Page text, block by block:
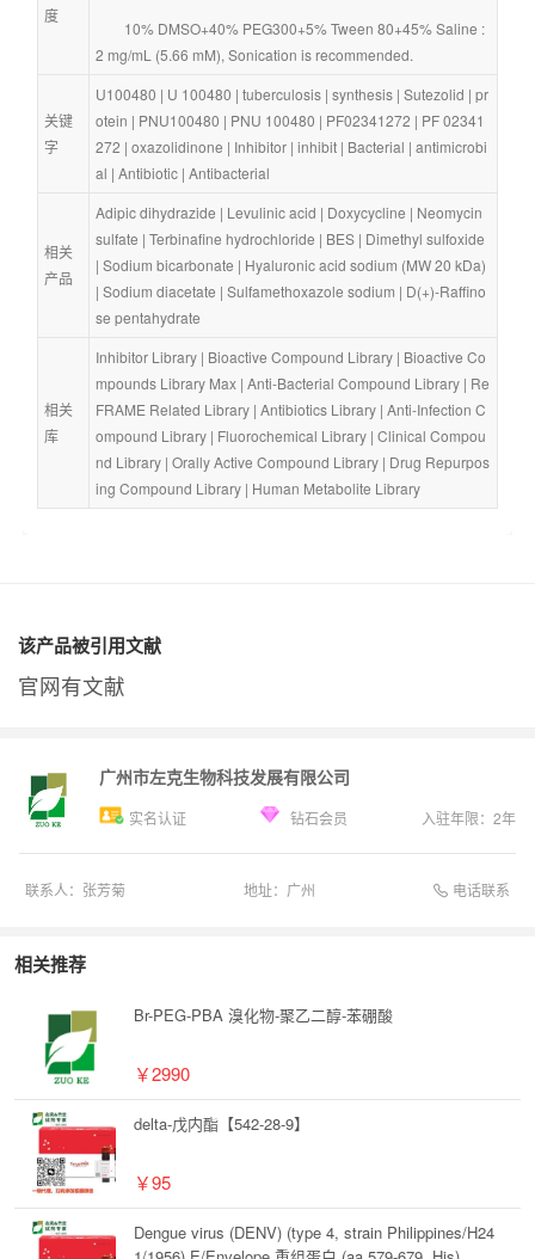
度
2 mg/mL (5.66 mM), Sonication is recommended.
关键
字
U100480 | U 100480 | tuberculosis | synthesis | Sutezolid | pr
otein | PNU100480 | PNU 100480 | PF02341272 | PF 02341
272 | oxazolidinone | Inhibitor | inhibit | Bacterial | antimicrobi
al | Antibiotic | Antibacterial
相关
产品
Adipic dihydrazide | Levulinic acid | Doxycycline | Neomycin
sulfate | Terbinafine hydrochloride | BES | Dimethyl sulfoxide
| Sodium bicarbonate | Hyaluronic acid sodium (MW 20 kDa)
| Sodium diacetate | Sulfamethoxazole sodium | D(+)-Raffino
se pentahydrate
相关
库
Inhibitor Library | Bioactive Compound Library | Bioactive Co
mpounds Library Max | Anti-Bacterial Compound Library | Re
FRAME Related Library | Antibiotics Library | Anti-Infection C
ompound Library | Fluorochemical Library | Clinical Compou
nd Library | Orally Active Compound Library | Drug Repurpos
ing Compound Library | Human Metabolite Library
该产品被引用文献
官网有文献
广州市左克生物科技发展有限公司
实名认证 钻石会员 入驻年限： 2年
联系人： 张芳菊 地址： 广州 电话联系
相关推荐
Br-PEG-PBA 溴化物-聚乙二醇-苯硼酸
￥2990
delta-戊内酯【542-28-9】
￥95
Dengue virus (DENV) (type 4, strain Philippines/H24